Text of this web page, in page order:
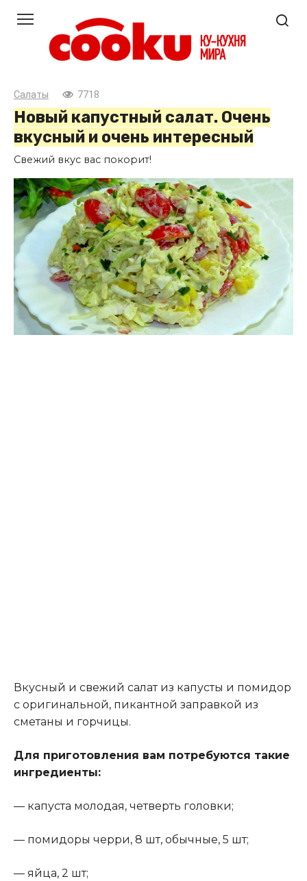
контенту
Салаты 7718
Новый капустный салат. Очень
вкусный и очень интересный
Свежий вкус вас покорит!
Вкусный и свежий салат из капусты и помидор
с оригинальной, пикантной заправкой из
сметаны и горчицы.
Для приготовления вам потребуются такие
ингредиенты:
— капуста молодая, четверть головки;
— помидоры черри, 8 шт, обычные, 5 шт;
— яйца, 2 шт;